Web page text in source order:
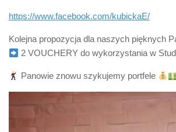
https://www.facebook.com/kubickaE/
Kolejna propozycja dla naszych pięknych
2 VOUCHERY do wykorzystania w
Panowie znowu szykujemy portfele